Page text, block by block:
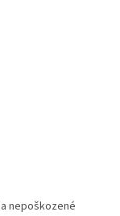
nepoškozené